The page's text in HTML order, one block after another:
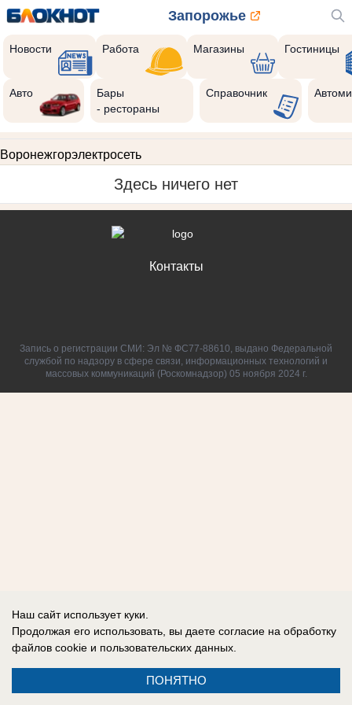
Запорожье
Новости Работа Магазины Гостиницы
Авто
Бары
- рестораны
Справочник
Воронежгорэлектросеть
Здесь ничего нет
Контакты
Запись о регистрации СМИ: Эл № ФС77-88610, выдано Федеральной
службой по надзору в сфере связи, информационных технологий и
массовых коммуникаций (Роскомнадзор) 05 ноября 2024 г.
Наш сайт использует куки.
Продолжая его использовать, вы даете согласие на обработку
файлов cookie и пользовательских данных.
ПОНЯТНО